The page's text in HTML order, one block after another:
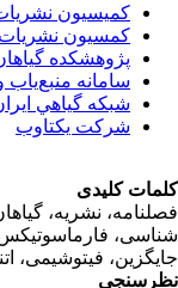
کمیسیون نشریات
کمسیون نشریات
پژوهشكده گياهان
سامانه منبع‌ياب
شبكه گياهي ايران
شرکت یکتاوب
کلیدی
نشریه، گیاهان
فارماسوتیکس،
فیتوشیمی،